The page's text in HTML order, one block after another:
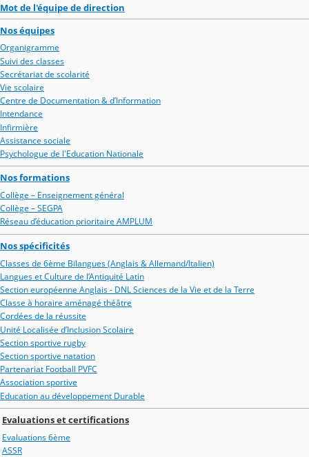
Mot de l'équipe de direction
Nos équipes
Organigramme
Suivi des classes
Secrétariat de scolarité
Vie scolaire
Centre de Documentation & d’Information
Intendance
Infirmière
Assistance sociale
Psychologue de l'Education Nationale
Nos formations
Collège – Enseignement général
Collège – SEGPA
Réseau d’éducation prioritaire AMPLUM
Nos spécificités
Classes de 6ème Bilangues (Anglais & Allemand/Italien)
Langues et Culture de l’Antiquité Latin
Section européenne Anglais - DNL Sciences de la Vie et de la Terre
Classe à horaire aménagé théâtre
Cordées de la réussite
Unité Localisée d’Inclusion Scolaire
Section sportive rugby
Section sportive natation
Partenariat Football PVFC
Association sportive
Education au développement Durable
Evaluations et certifications
Evaluations 6ème
ASSR